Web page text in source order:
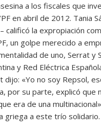
a los fiscales que
en abril de 2012. Tania
calificó la expropiación
un golpe merecido a
de uno, Serrat y
y Red Eléctrica
dijo: «Yo no soy Repsol,
por su parte, explicó que
era de una
griega a este trío solidario.